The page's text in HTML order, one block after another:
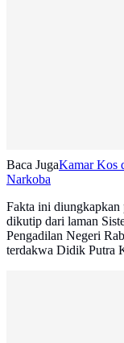
Baca JugaKamar Kos
Narkoba
Fakta ini diungkapkan
dikutip dari laman
Pengadilan Negeri
terdakwa Didik Putra